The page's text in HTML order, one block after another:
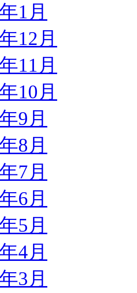
1月
12月
11月
10月
9月
8月
7月
6月
5月
4月
3月